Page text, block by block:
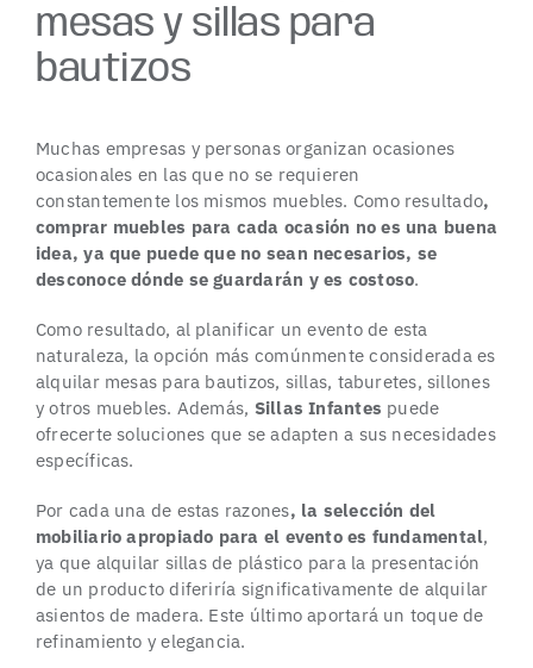
mesas y sillas para
bautizos
Muchas empresas y personas organizan ocasiones
ocasionales en las que no se requieren
constantemente los mismos muebles. Como resultado,
comprar muebles para cada ocasión no es una buena
idea, ya que puede que no sean necesarios, se
desconoce dónde se guardarán y es costoso.
Como resultado, al planificar un evento de esta
naturaleza, la opción más comúnmente considerada es
alquilar mesas para bautizos, sillas, taburetes, sillones
y otros muebles. Además, Sillas Infantes puede
ofrecerte soluciones que se adapten a sus necesidades
específicas.
Por cada una de estas razones, la selección del
mobiliario apropiado para el evento es fundamental,
ya que alquilar sillas de plástico para la presentación
de un producto diferiría significativamente de alquilar
asientos de madera. Este último aportará un toque de
refinamiento y elegancia.